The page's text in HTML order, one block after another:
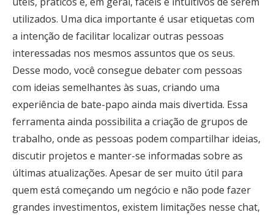
utilizados. Uma dica importante é usar etiquetas com
a intenção de facilitar localizar outras pessoas
interessadas nos mesmos assuntos que os seus.
Desse modo, você consegue debater com pessoas
com ideias semelhantes às suas, criando uma
experiência de bate-papo ainda mais divertida. Essa
ferramenta ainda possibilita a criação de grupos de
trabalho, onde as pessoas podem compartilhar ideias,
discutir projetos e manter-se informadas sobre as
últimas atualizações. Apesar de ser muito útil para
quem está começando um negócio e não pode fazer
grandes investimentos, existem limitações nesse chat,